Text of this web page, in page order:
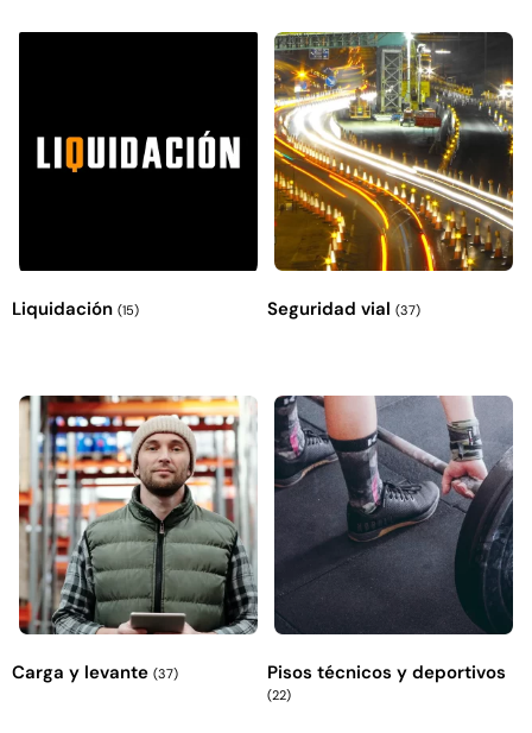
Liquidación (15) Seguridad vial (37)
Carga y levante (37) Pisos técnicos y deportivos
(22)